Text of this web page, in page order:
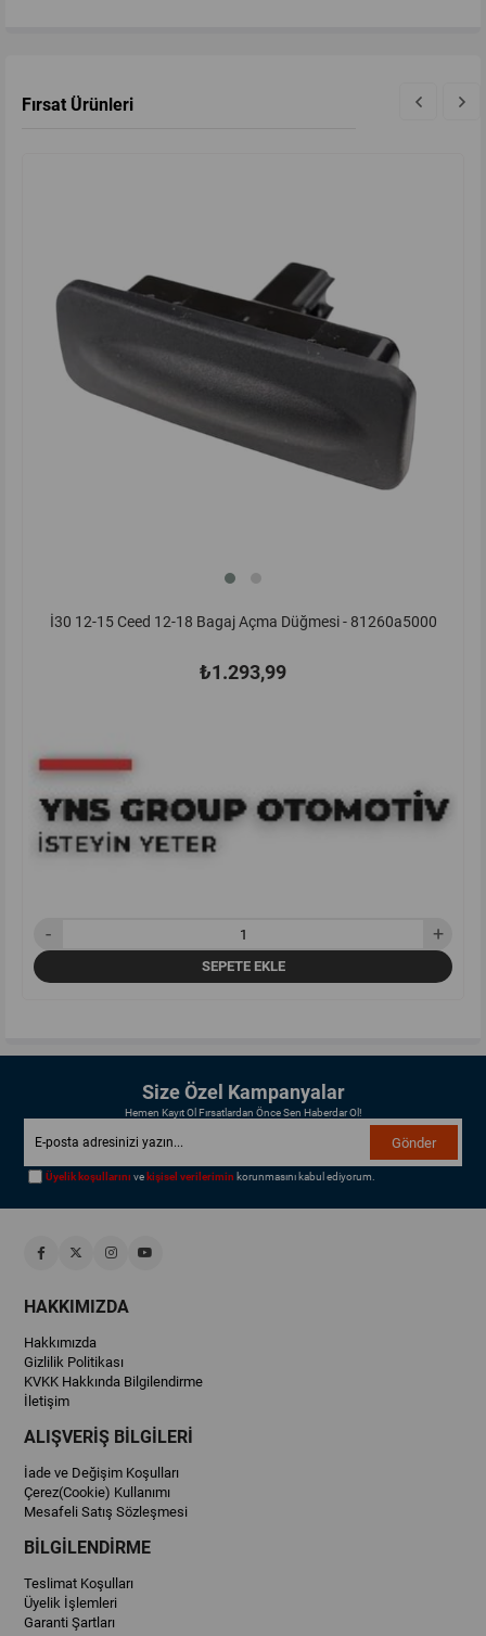
Fırsat Ürünleri
İ30 12-15 Ceed 12-18 Bagaj Açma Düğmesi - 81260a5000
₺1.293,99
SEPETE EKLE
Size Özel Kampanyalar
Hemen Kayıt Ol Fırsatlardan Önce Sen Haberdar Ol!
Gönder
Üyelik koşullarını ve kişisel verilerimin korunmasını kabul ediyorum.
HAKKIMIZDA
Hakkımızda
Gizlilik Politikası
KVKK Hakkında Bilgilendirme
İletişim
ALIŞVERİŞ BİLGİLERİ
İade ve Değişim Koşulları
Çerez(Cookie) Kullanımı
Mesafeli Satış Sözleşmesi
BİLGİLENDİRME
Teslimat Koşulları
Üyelik İşlemleri
Garanti Şartları